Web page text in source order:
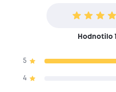
Hodnotilo 1
5
4